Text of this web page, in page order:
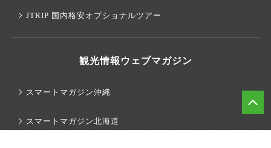
JTRIP 国内格安オプショナルツアー
観光情報ウェブマガジン
スマートマガジン沖縄
スマートマガジン北海道